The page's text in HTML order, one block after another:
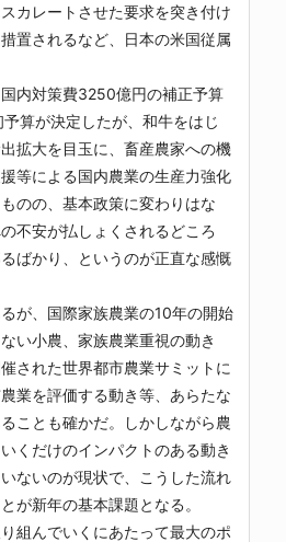
カレートさせた要求を突き付け
置されるなど、日本の米国従属
内対策費3250億円の補正予算
算が決定したが、和牛をはじ
拡大を目玉に、畜産農家への機
等による国内農業の生産力強化
のの、基本政策に変わりはな
不安が払しょくされるどころ
ばかり、というのが正直な感慨
が、国際家族農業の10年の開始
い小農、家族農業重視の動き
された世界都市農業サミットに
業を評価する動き等、あらたな
ことも確かだ。しかしながら農
くだけのインパクトのある動き
ないのが現状で、こうした流れ
が新年の基本課題となる。
組んでいくにあたって最大のポ